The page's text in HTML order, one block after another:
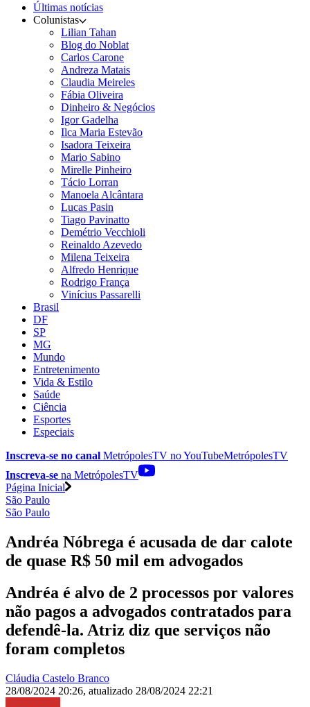
Últimas notícias
Colunistas
Lilian Tahan
Blog do Noblat
Carlos Carone
Andreza Matais
Claudia Meireles
Fábia Oliveira
Dinheiro & Negócios
Igor Gadelha
Ilca Maria Estevão
Isadora Teixeira
Mario Sabino
Mirelle Pinheiro
Tácio Lorran
Manoela Alcântara
Lucas Pasin
Tiago Pavinatto
Demétrio Vecchioli
Reinaldo Azevedo
Milena Teixeira
Alfredo Henrique
Rodrigo França
Vinícius Passarelli
Brasil
DF
SP
MG
Mundo
Entretenimento
Vida & Estilo
Saúde
Ciência
Esportes
Especiais
Inscreva-se no canal MetrópolesTV noYouTubeMetrópolesTV
Inscreva-se na MetrópolesTV
Página Inicial
São Paulo
São Paulo
Andréa Nóbrega é acusada de dar calote
de quase R$ 50 mil em advogados
Andréa é alvo de 2 processos por valores
não pagos a advogados contratados para
defendê-la. Atriz diz que serviços não
foram completos
Cláudia Castelo Branco
28/08/2024 20:26, atualizado 28/08/2024 22:21